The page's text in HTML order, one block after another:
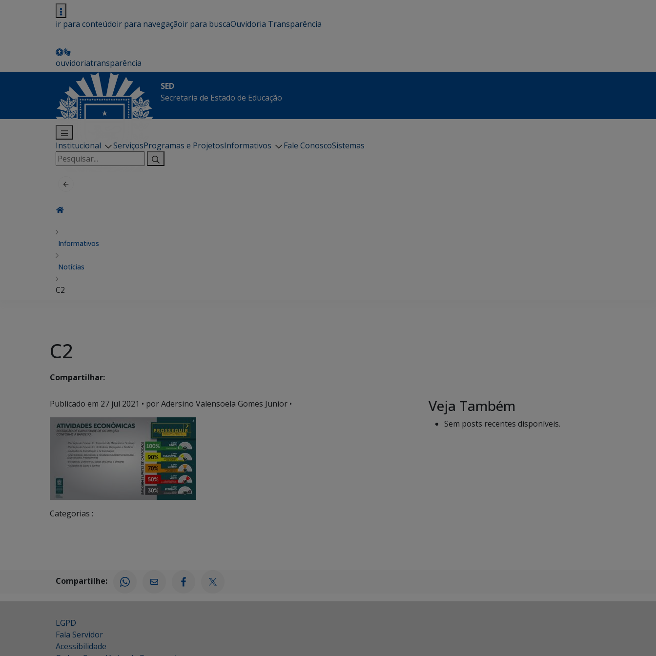
ir para conteúdoir para navegaçãoir para buscaOuvidoria Transparência
ouvidoriatransparência
SED
Secretaria de Estado de Educação
Institucional ServiçosProgramas e ProjetosInformativos Fale ConoscoSistemas
Pesquisar
por:
Informativos
Notícias
C2
C2
Compartilhar:
Publicado em 27 jul 2021 • por Adersino Valensoela Gomes Junior •
Categorias :
Veja Também
Sem posts recentes disponíveis.
Compartilhe:
LGPD
Fala Servidor
Acessibilidade